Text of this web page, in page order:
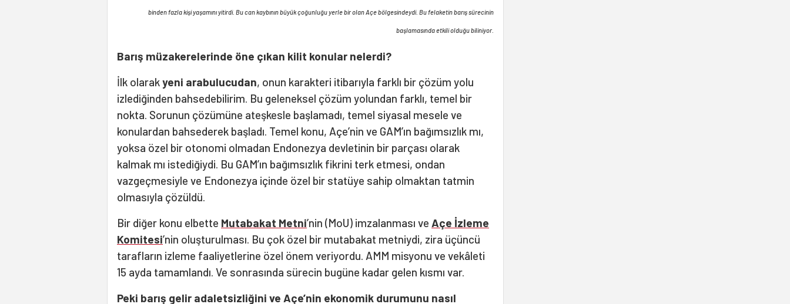
binden fazla kişi yaşamını yitirdi. Bu can kaybının büyük çoğunluğu yerle bir olan Açe bölgesindeydi. Bu felaketin barış sürecinin
başlamasında etkili olduğu biliniyor.
Barış müzakerelerinde öne çıkan kilit konular nelerdi?
İlk olarakyeni arabulucudan, onun karakteri itibarıyla farklı bir çözüm yolu
izlediğinden bahsedebilirim. Bu geleneksel çözüm yolundan farklı, temel bir
nokta. Sorunun çözümüne ateşkesle başlamadı, temel siyasal mesele ve
konulardan bahsederek başladı. Temel konu, Açe’nin ve GAM’ın bağımsızlık mı,
yoksa özel bir otonomi olmadan Endonezya devletinin bir parçası olarak
kalmak mı istediğiydi. Bu GAM’ın bağımsızlık fikrini terk etmesi, ondan
vazgeçmesiyle ve Endonezya içinde özel bir statüye sahip olmaktan tatmin
olmasıyla çözüldü.
Bir diğer konu elbette Mutabakat Metni’nin (MoU) imzalanması ve Açe İzleme
Komitesi’nin oluşturulması. Bu çok özel bir mutabakat metniydi, zira üçüncü
tarafların izleme faaliyetlerine özel önem veriyordu. AMM misyonu ve vekâleti
15 ayda tamamlandı. Ve sonrasında sürecin bugüne kadar gelen kısmı var.
Peki barış gelir adaletsizliğini ve Açe’nin ekonomik durumunu nasıl